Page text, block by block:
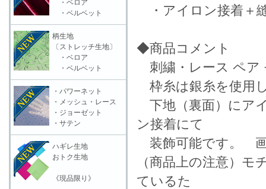
・アイロン接着＋
◆商品コメント
刺繍・レース ペア
枠糸は銀糸を使用
下地（裏面）にア
ン接着にて
装飾可能です。 画
（商品上の注意）
ているた
・ベロア
・ベルベット
柄生地
〔ストレッチ生地〕
・ベロア
・ベルベット
・パワーネット
・メッシュ・レース
・ジョーゼット
・サテン
ハギレ生地
おトク生地
《現品限り》